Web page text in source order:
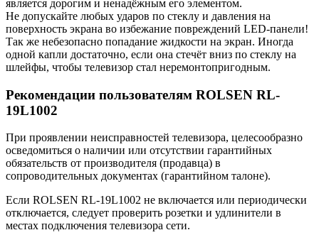
является дорогим и ненадёжным его элементом.
Не допускайте любых ударов по стеклу и давления на
поверхность экрана во избежание повреждений LED-панели!
Так же небезопасно попадание жидкости на экран. Иногда
одной капли достаточно, если она стечёт вниз по стеклу на
шлейфы, чтобы телевизор стал неремонтопригодным.
Рекомендации пользователям ROLSEN RL-
19L1002
При проявлении неисправностей телевизора, целесообразно
осведомиться о наличии или отсутствии гарантийных
обязательств от производителя (продавца) в
сопроводительных документах (гарантийном талоне).
Если ROLSEN RL-19L1002 не включается или периодически
отключается, следует проверить розетки и удлинители в
местах подключения телевизора сети.